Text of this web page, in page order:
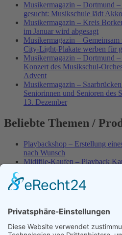
Musikermagazin – Dortmund
gesucht: Musikschule lädt
Musikermagazin – Kreis
im Januar wird abgesagt
Musikermagazin –
City-Light-Plakate werben für
Musikermagazin – Dortmund
Konzert des Musikschul-
Advent
Musikermagazin –
Seniorinnen und Senioren des
13. Dezember
Beliebte Themen /
Playbackshop – Erstellung
nach Wunsch
Midifile-Kaufen – Playback
Spezial – Karnevals-Plackbacks
World-of-Karaoke – Midifiles
Playbackshop – Erstellung
Minuten
10 Spanische All-TIME